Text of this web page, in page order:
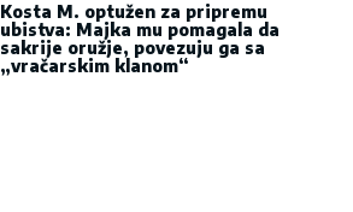
Kosta M. optužen za pripremu
ubistva: Majka mu pomagala da
sakrije oružje, povezuju ga sa
„vračarskim klanom“